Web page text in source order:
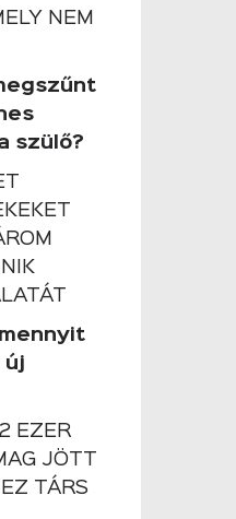
NEM
szülő?
új
EZER
JÖTT
TÁRS